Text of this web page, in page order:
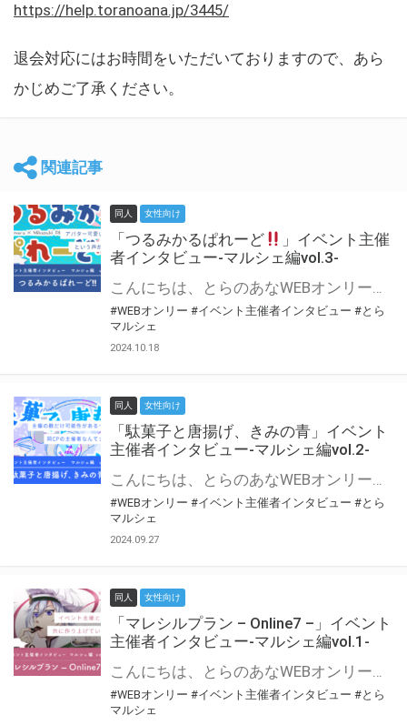
https://help.toranoana.jp/3445/
退会対応にはお時間をいただいておりますので、あら
かじめご了承ください。
関連記事
同人 女性向け
「つるみかるぱれーど
」イベント主催
者インタビュー-マルシェ編vol.3-
こんにちは、とらのあなWEBオンリー運営スタッフです。 新たにお届けする、イベント主催者インタビュー-マルシェ編-は、 とらのあなWEBオンリー「マルシェ」をご利用した主催様に 「マルシェ」を使って開催した感想や心がけをお聞きする企画です。 今回は、WEBオンリー初開催「つるみかるぱれーど
#WEBオンリー #イベント主催者インタビュー #とら
マルシェ
2024.10.18
同人 女性向け
「駄菓子と唐揚げ、きみの青」イベント
主催者インタビュー-マルシェ編vol.2-
こんにちは、とらのあなWEBオンリー運営スタッフです。 新たにお届けする、イベント主催者インタビュー-マルシェ編-は、 とらのあなWEBオンリー「マルシェ」をご利用の主催様に 「マルシェ」を使ってイベントを開催した感想や心がけをお聞きする企画です。 今回は、WEBオンリー初開催「駄菓子と唐揚げ、きみの青」より、 主催のぎこ六屋様にお話を伺いました。 協力：ぎこ六屋様／イベント公式Twitter（@krkgwks） とらのあなWEBオンリー「マルシェ」とは？ WEBオンリーでリアルタイムでコミュニケーションがとれるオンライン会場です。
#WEBオンリー #イベント主催者インタビュー #とら
マルシェ
2024.09.27
同人 女性向け
「マレシルプラン – Online7 –」イベント
主催者インタビュー-マルシェ編vol.1-
こんにちは、とらのあなWEBオンリー運営スタッフです。 新たにお届けする、イベント主催者インタビュー-マルシェ編-は、 とらのあなWEBオンリー「マルシェ」をご利用した主催様に 「マルシェ」を使って開催した感想や心がけをお聞きする企画です。 今回は、WEBオンリー開催7回目迎えた「マレシルプラン – Online7 –」より、 主催の玉川うた様にお話を伺いました。 ▼マレシルプランのインタビュー前回記事 「イベント主催者インタビュー vol.6」はこちら 協力：玉川うた様（マレシルプラン実行委員会 代表）／イベント公式Twitter（@mallesil_plan） とらのあなWEBオンリー「マルシェ」とは？ WEBオンリーでリアルタイムでコミュニケーションがとれるオンライン会場です。
#WEBオンリー #イベント主催者インタビュー #とら
マルシェ